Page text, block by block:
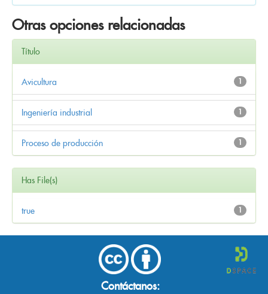
Otras opciones relacionadas
Título
1
Avicultura
1
Ingeniería industrial
1
Proceso de producción
Has File(s)
1
true
Contáctanos: